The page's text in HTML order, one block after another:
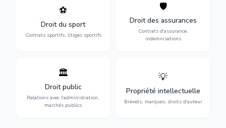
⚽
Droit du sport
Contrats sportifs, litiges sportifs
Expertise en droit sportif :
transferts, sponsoring et
contentieux.
🛡️
Droit des assurances
Contrats d'assurance,
indemnisations
Défense de vos intérêts :
contrats d'assurance,
sinistres et indemnisations
optimales.
🏛️
Droit public
Relations avec l'administration,
marchés publics
Gestion de vos relations
avec l'administration :
marchés publics,
urbanisme et contentieux.
💡
Propriété intellectuelle
Brevets, marques, droits d'auteur
Protection de vos créations
d'auteur et lutte contre la
contrefaçon.